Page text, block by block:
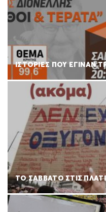
ΙΣΤΟΡΙΕΣ ΠΟΥ ΕΓΙΝΑΝ
ΤΟ ΣΑΒΒΑΤΟ ΣΤΙΣ